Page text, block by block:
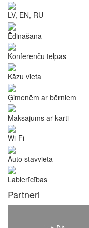
LV, EN, RU
Ēdināšana
Konferenču telpas
Kāzu vieta
Ģimenēm ar bērniem
Maksājums ar karti
Wi-Fi
Auto stāvvieta
Labierīcības
Partneri